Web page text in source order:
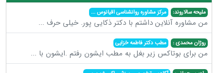
ملیحه سالاروند: مرکز مشاوره روانشناسی اقیانوس...
من مشاوره آنلاین داشتم با دکتر ذکایی پور. خیلی حرف ...
روژان محمدی : مطب دکتر فاطمه خزایی
من برای بوتاکس زیر بغل به مطب ایشون رفتم .ایشون با ...